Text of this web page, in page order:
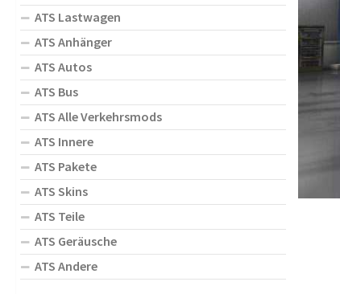
ATS Lastwagen
ATS Anhänger
ATS Autos
ATS Bus
ATS Alle Verkehrsmods
ATS Innere
ATS Pakete
ATS Skins
ATS Teile
ATS Geräusche
ATS Andere